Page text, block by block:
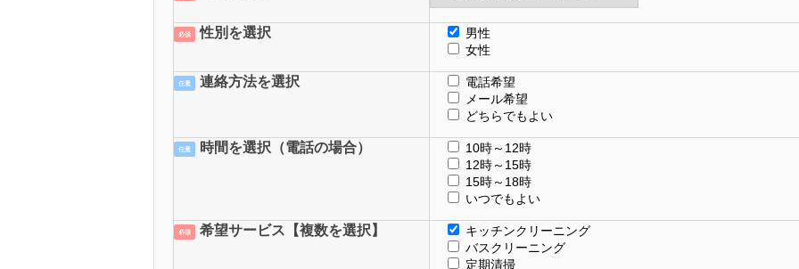
必須 性別を選択
男性
女性
任意 連絡方法を選択
電話希望
メール希望
どちらでもよい
任意 時間を選択（電話の場合）
10時～12時
12時～15時
15時～18時
いつでもよい
必須 希望サービス【複数を選択】
キッチンクリーニング
バスクリーニング
定期清掃